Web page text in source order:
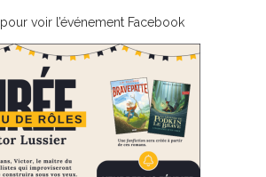
pour voir l’événement Facebook